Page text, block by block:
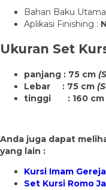
Bahan Baku
Aplikasi Finishing :
Ukuran Set
panjang : 75 cm
Lebar : 75 cm
tinggi : 160 cm
Anda juga dapat
yang lain :
Kursi Imam
Set Kursi Romo